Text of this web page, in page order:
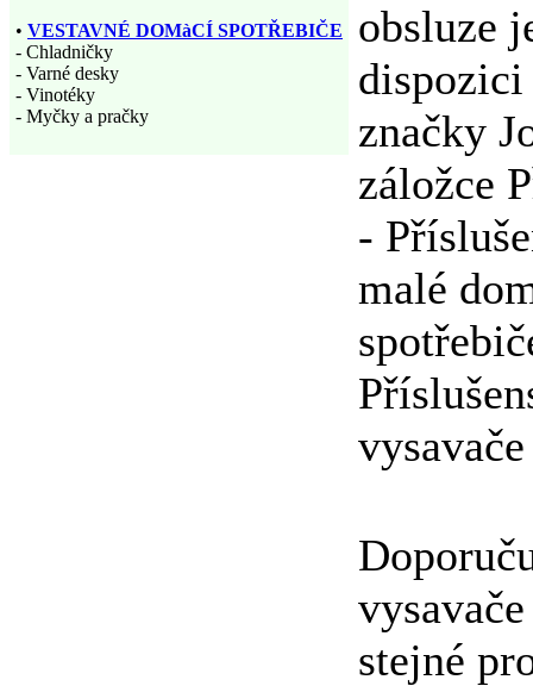
obsluze
dispozici
značky
záložce
-
malé
stejné
• VESTAVNÉ DOMàCÍ SPOTŘEBIČE
- Chladničky
- Varné desky
- Vinotéky
- Myčky a pračky